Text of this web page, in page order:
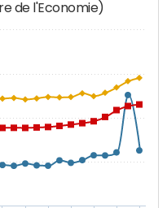
de l'Economie)